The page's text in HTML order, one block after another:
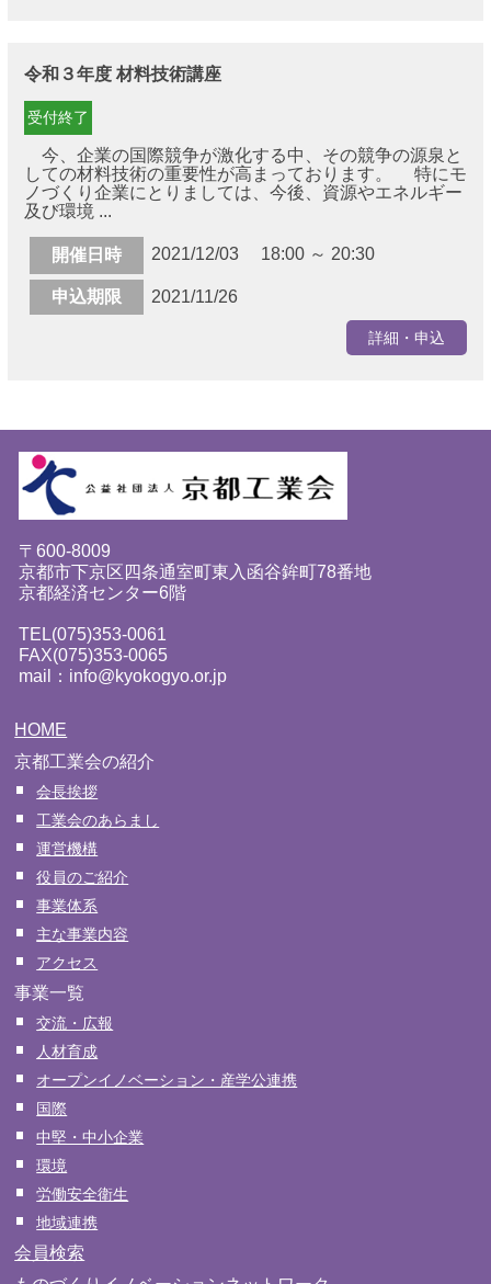
令和３年度 材料技術講座
受付終了
今、企業の国際競争が激化する中、その競争の源泉と
しての材料技術の重要性が高まっております。 特にモ
ノづくり企業にとりましては、今後、資源やエネルギー
及び環境 ...
開催日時 2021/12/03 18:00 ～ 20:30
申込期限 2021/11/26
詳細・申込
〒600-8009
京都市下京区四条通室町東入函谷鉾町78番地
京都経済センター6階
TEL(075)353-0061
FAX(075)353-0065
mail：info@kyokogyo.or.jp
HOME
京都工業会の紹介
会長挨拶
工業会のあらまし
運営機構
役員のご紹介
事業体系
主な事業内容
アクセス
事業一覧
交流・広報
人材育成
オープンイノベーション・産学公連携
国際
中堅・中小企業
環境
労働安全衛生
地域連携
会員検索